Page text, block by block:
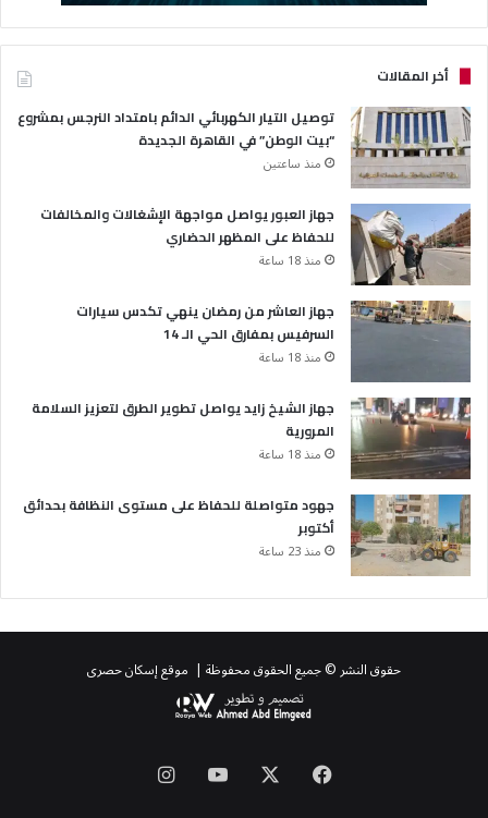
أخر المقالات
توصيل التيار الكهربائي الدائم بامتداد النرجس بمشروع
“بيت الوطن” في القاهرة الجديدة
منذ ساعتين
جهاز العبور يواصل مواجهة الإشغالات والمخالفات
للحفاظ على المظهر الحضاري
منذ 18 ساعة
جهاز العاشر من رمضان ينهي تكدس سيارات
السرفيس بمفارق الحي الـ 14
منذ 18 ساعة
جهاز الشيخ زايد يواصل تطوير الطرق لتعزيز السلامة
المرورية
منذ 18 ساعة
جهود متواصلة للحفاظ على مستوى النظافة بحدائق
أكتوبر
منذ 23 ساعة
حقوق النشر © جميع الحقوق محفوظة | موقع إسكان حصرى
فيسبوك ‫YouTube